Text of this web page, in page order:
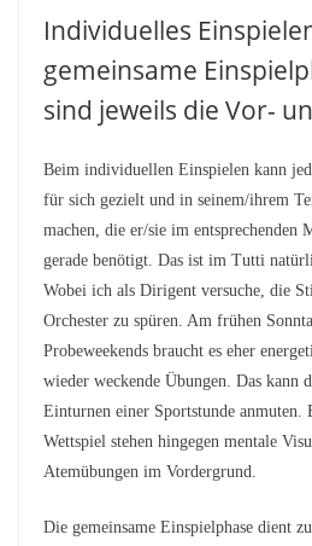
Individuelles
gemeinsame
sind jeweils die Vor-
Beim individuellen Einspielen kann
für sich gezielt und in seinem/ihrem
machen, die er/sie im entsprechenden
gerade benötigt. Das ist im Tutti
Wobei ich als Dirigent versuche, die
Orchester zu spüren. Am frühen
Probeweekends braucht es eher
wieder weckende Übungen. Das kann
Einturnen einer Sportstunde anmuten.
Wettspiel stehen hingegen mentale
Atemübungen im Vordergrund.
Die gemeinsame Einspielphase dient